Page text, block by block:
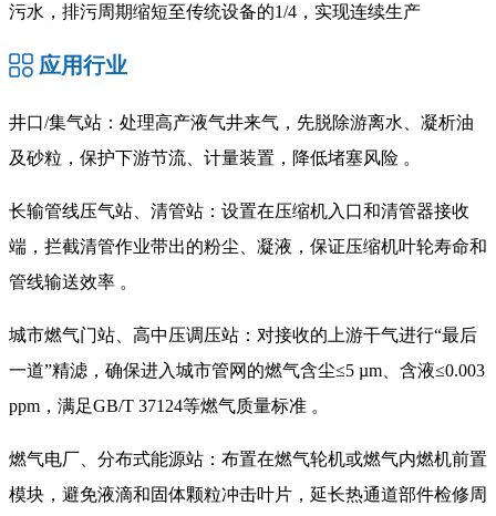
污水，排污周期缩短至传统设备的1/4，实现连续生产
应用行业
井口/集气站：处理高产液气井来气，先脱除游离水、凝析油
及砂粒，保护下游节流、计量装置，降低堵塞风险 。
长输管线压气站、清管站：设置在压缩机入口和清管器接收
端，拦截清管作业带出的粉尘、凝液，保证压缩机叶轮寿命和
管线输送效率 。
城市燃气门站、高中压调压站：对接收的上游干气进行“最后
一道”精滤，确保进入城市管网的燃气含尘≤5 µm、含液≤0.003
ppm，满足GB/T 37124等燃气质量标准 。
燃气电厂、分布式能源站：布置在燃气轮机或燃气内燃机前置
模块，避免液滴和固体颗粒冲击叶片，延长热通道部件检修周